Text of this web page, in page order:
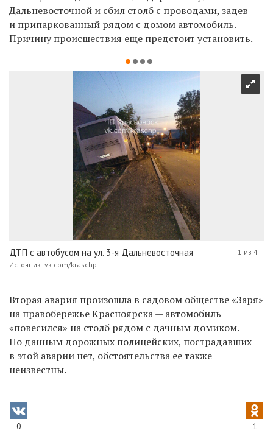
Дальневосточной и сбил столб с проводами, задев
и припаркованный рядом с домом автомобиль.
Причину происшествия еще предстоит установить.
ДТП с автобусом на ул. 3-я Дальневосточная
Источник: vk.com/kraschp
1 из 4
Вторая авария произошла в садовом обществе «Заря»
на правобережье Красноярска — автомобиль
«повесился» на столб рядом с дачным домиком.
По данным дорожных полицейских, пострадавших
в этой аварии нет, обстоятельства ее также
неизвестны.
0 1